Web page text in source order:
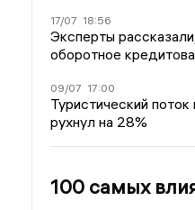
17/07 18:56
Эксперты
оборотное
09/07 17:00
Туристический
рухнул на 28%
100 самых